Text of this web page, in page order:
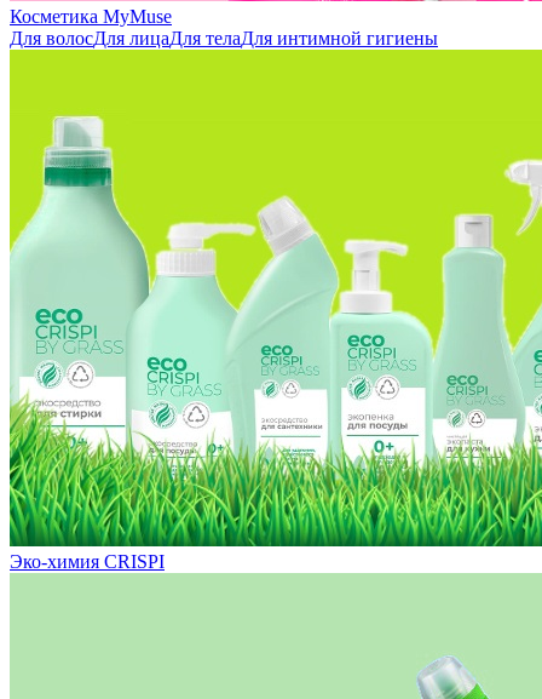
Косметика MyMuse
Для волосДля лицаДля телаДля интимной гигиены
Эко-химия CRISPI